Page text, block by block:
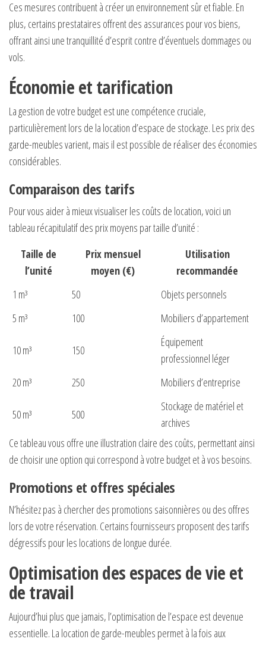
Ces mesures contribuent à créer un environnement sûr et fiable. En
plus, certains prestataires offrent des assurances pour vos biens,
offrant ainsi une tranquillité d’esprit contre d’éventuels dommages ou
vols.
Économie et tarification
La gestion de votre budget est une compétence cruciale,
particulièrement lors de la location d’espace de stockage. Les prix des
garde-meubles varient, mais il est possible de réaliser des économies
considérables.
Comparaison des tarifs
Pour vous aider à mieux visualiser les coûts de location, voici un
tableau récapitulatif des prix moyens par taille d’unité :
Taille de
l’unité
Prix mensuel
moyen (€)
Utilisation
recommandée
1 m³
50
Objets personnels
5 m³
100 Mobiliers d’appartement
10 m³ 150
Équipement
professionnel léger
20 m³
250 Mobiliers d’entreprise
50 m³ 500
Stockage de matériel et
archives
Ce tableau vous offre une illustration claire des coûts, permettant ainsi
de choisir une option qui correspond à votre budget et à vos besoins.
Promotions et offres spéciales
N’hésitez pas à chercher des promotions saisonnières ou des offres
lors de votre réservation. Certains fournisseurs proposent des tarifs
dégressifs pour les locations de longue durée.
Optimisation des espaces de vie et
de travail
Aujourd’hui plus que jamais, l’optimisation de l’espace est devenue
essentielle. La location de garde-meubles permet à la fois aux